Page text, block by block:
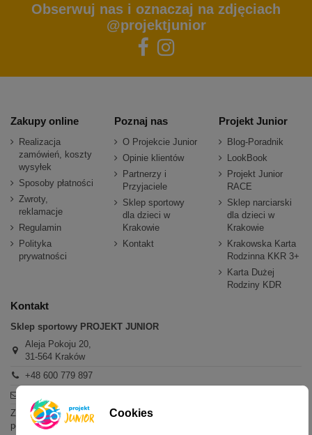
Obserwuj nas i oznaczaj na zdjęciach
@projektjunior
Zakupy online
Realizacja
zamówień, koszty
wysyłek
Sposoby płatności
Zwroty,
reklamacje
Regulamin
Polityka
prywatności
Poznaj nas
O Projekcie Junior
Opinie klientów
Partnerzy i
Przyjaciele
Sklep sportowy
dla dzieci w
Krakowie
Kontakt
Projekt Junior
Blog-Poradnik
LookBook
Projekt Junior
RACE
Sklep narciarski
dla dzieci w
Krakowie
Krakowska Karta
Rodzinna KKR 3+
Karta Dużej
Rodziny KDR
Kontakt
Sklep sportowy PROJEKT JUNIOR
Aleja Pokoju 20,
31-564 Kraków
+48 600 779 897
Zapraszamy do sklepu stacjonarnego:
poniedziałek - piątek: 11.00-19.00
Cookies